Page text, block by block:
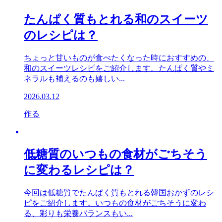
たんぱく質もとれる和のスイーツ
のレシピは？
ちょっと甘いものが食べたくなった時におすすめの、
和のスイーツレシピをご紹介します。たんぱく質やミ
ネラルも補えるのも嬉しい...
2026.03.12
作る
低糖質のいつもの食材がごちそう
に変わるレシピは？
今回は低糖質でたんぱく質もとれる韓国おかずのレシ
ピをご紹介します。いつもの食材がごちそうに変わ
る、彩りも栄養バランスもい...